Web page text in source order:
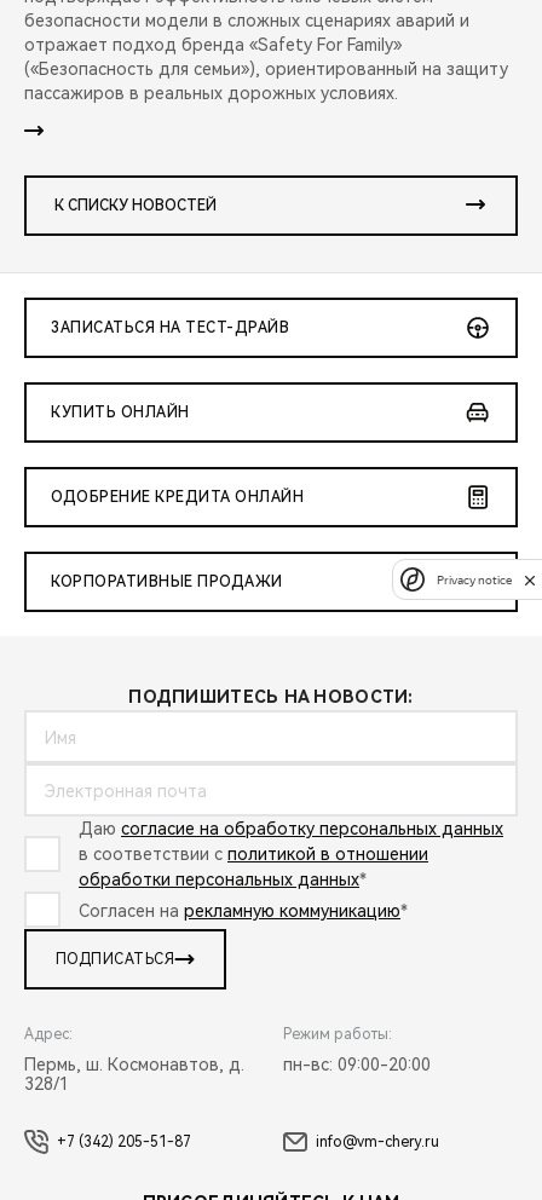
безопасности модели в сложных сценариях аварий и
отражает подход бренда «Safety For Family»
(«Безопасность для семьи»), ориентированный на защиту
пассажиров в реальных дорожных условиях.
К СПИСКУ НОВОСТЕЙ
ЗАПИСАТЬСЯ НА ТЕСТ-ДРАЙВ
КУПИТЬ ОНЛАЙН
ОДОБРЕНИЕ КРЕДИТА ОНЛАЙН
КОРПОРАТИВНЫЕ ПРОДАЖИ
ПОДПИШИТЕСЬ НА НОВОСТИ:
Даю согласие на обработку персональных данных
в соответствии с политикой в отношении
обработки персональных данных*
Согласен на рекламную коммуникацию*
ПОДПИСАТЬСЯ
Адрес:
Пермь, ш. Космонавтов, д.
328/1
Режим работы:
пн-вс: 09:00-20:00
+7 (342) 205-51-87 info@vm-chery.ru
Privacy notice